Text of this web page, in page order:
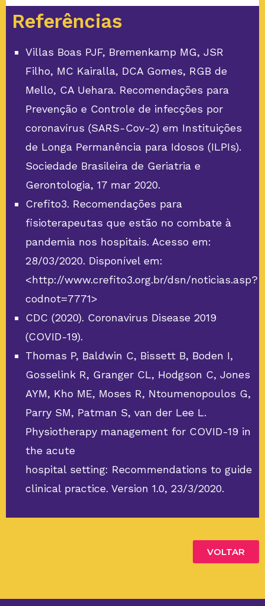
Referências
Villas Boas PJF, Bremenkamp MG, JSR
Filho, MC Kairalla, DCA Gomes, RGB de
Mello, CA Uehara. Recomendações para
Prevenção e Controle de infecções por
coronavírus (SARS-Cov-2) em Instituições
de Longa Permanência para Idosos (ILPIs).
Sociedade Brasileira de Geriatria e
Gerontologia, 17 mar 2020.
Crefito3. Recomendações para
fisioterapeutas que estão no combate à
pandemia nos hospitais. Acesso em:
28/03/2020. Disponível em:
<http://www.crefito3.org.br/dsn/noticias.asp?
codnot=7771>
CDC (2020). Coronavirus Disease 2019
(COVID-19).
Thomas P, Baldwin C, Bissett B, Boden I,
Gosselink R, Granger CL, Hodgson C, Jones
AYM, Kho ME, Moses R, Ntoumenopoulos G,
Parry SM, Patman S, van der Lee L.
Physiotherapy management for COVID-19 in
the acute
hospital setting: Recommendations to guide
clinical practice. Version 1.0, 23/3/2020.
VOLTAR